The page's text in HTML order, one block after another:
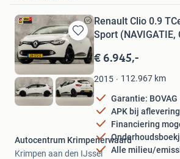
Bewaren
in
Mijn
Favorieten
Renault Clio 0.9
Sport (NAVIGATIE,
€ 6.945,-
2015 112.967 km
Garantie: BOVAG
APK bij aflevering
Financiering
Alle milieu/
Autocentrum Krimpenerwaard
Krimpen aan den IJssel